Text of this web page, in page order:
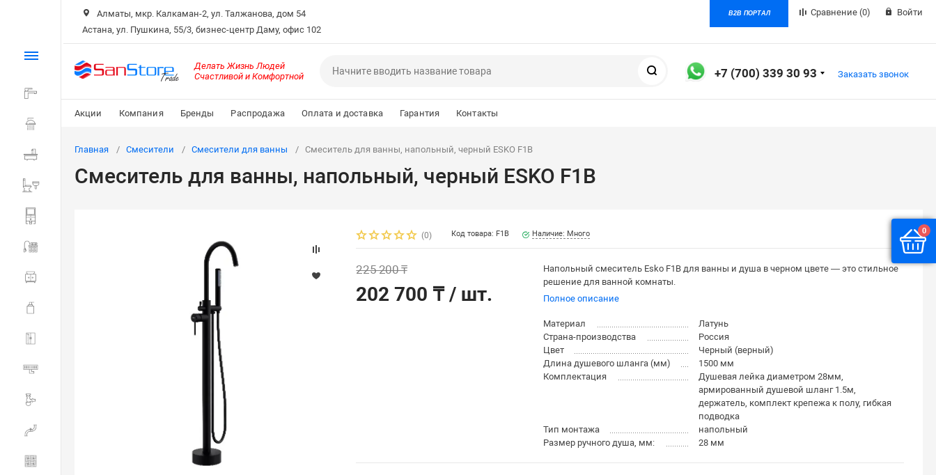
Алматы, мкр. Калкаман-2, ул. Талжанова, дом 54
Астана, ул. Пушкина, 55/3, бизнес-центр Даму, офис 102
B2B ПОРТАЛ Сравнение (0) Войти
Делать Жизнь Людей
Счастливой и Комфортной
+7 (700) 339 30 93 Заказать звонок
Акции Компания Бренды Распродажа Оплата и доставка Гарантия Контакты
Ванна
Санитарная керамика
Главная Смесители Смесители для ванны Смеситель для ванны, напольный, черный ESKO F1B
Смеситель для ванны, напольный, черный ESKO F1B
(0) Код товара: F1B Наличие: Много
225 200 ₸
202 700 ₸/ шт.
Напольный смеситель Esko F1B для ванны и душа в черном цвете — это стильное
решение для ванной комнаты.
Полное описание
Материал
Латунь
Страна-производства
Россия
Цвет
Черный (верный)
Длина душевого шланга (мм)
1500 мм
Комплектация
Душевая лейка диаметром 28мм,
армированный душевой шланг 1.5м,
держатель, комплект крепежа к полу, гибкая
подводка
Тип монтажа
напольный
Размер ручного душа, мм:
28 мм
0